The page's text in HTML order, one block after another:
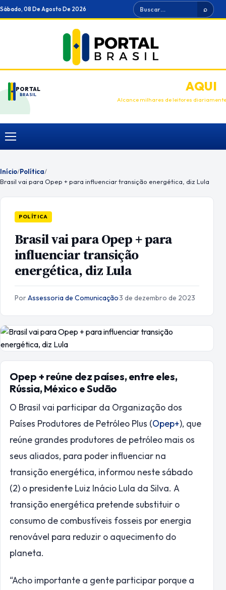
Ir
para
Sábado, 08 De Agosto De 2026 Buscar ⌕
PORTAL
BRASIL
ANUNCIEAQUI
Alcance milhares de leitores diariamente
Menu
Início/Política/
Brasil vai para Opep + para influenciar transição energética, diz Lula
POLÍTICA
Brasil vai para Opep + para
influenciar transição
energética, diz Lula
PorAssessoria de Comunicação·3 de dezembro de 2023
Opep + reúne dez países, entre eles,
Rússia, México e Sudão
O Brasil vai participar da Organização dos
Países Produtores de Petróleo Plus (Opep+), que
reúne grandes produtores de petróleo mais os
seus aliados, para poder influenciar na
transição energética, informou neste sábado
(2) o presidente Luiz Inácio Lula da Silva. A
transição energética pretende substituir o
consumo de combustíveis fosseis por energia
renovável para reduzir o aquecimento do
planeta.
“Acho importante a gente participar porque a